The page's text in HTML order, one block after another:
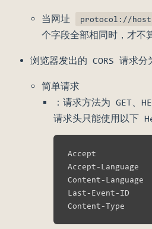
当网址 protocol://
个字段全部相同时，才不
浏览器发出的 CORS 请求分
简单请求
：请求方法为 GET、
请求头只能使用以下
Accept
Accept-Language
Content-Language
Last-Event-ID
Content-Type